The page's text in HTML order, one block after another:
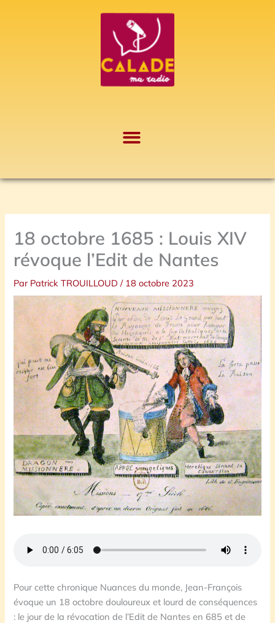
18 octobre 1685 : Louis XIV
révoque l’Edit de Nantes
Par Patrick TROUILLOUD/ 18 octobre 2023
Pour cette chronique Nuances du monde, Jean-François
évoque un 18 octobre douloureux et lourd de conséquences
: le jour de la révocation de l’Edit de Nantes en 685 et de